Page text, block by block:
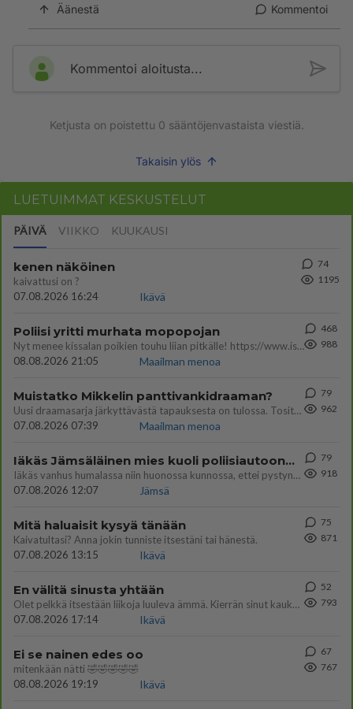
Äänestä Kommentoi
Kommentoi aloitusta...
Ketjusta on poistettu 0 sääntöjenvastaista viestiä.
Takaisin ylös
LUETUIMMAT KESKUSTELUT
PÄIVÄ VIIKKO KUUKAUSI
kenen näköinen
kaivattusi on ?
07.08.2026 16:24
Ikävä
74
1195
Poliisi yritti murhata mopopojan
Nyt menee kissalan poikien touhu liian pitkälle! https://www.is.fi/kotimaa/art-2000012193221.html Karu video mopomiiti
08.08.2026 21:05
Maailman menoa
468
988
Muistatko Mikkelin panttivankidraaman?
Uusi draamasarja järkyttävästä tapauksesta on tulossa. Tositapahtumiin perustuva sarja ammentaa vuoden 1986 Mikkelin pan
07.08.2026 07:39
Maailman menoa
79
962
Iäkäs Jämsäläinen mies kuoli poliisiautoon matkalla Jyväskylän putkaan
Iäkäs vanhus humalassa niin huonossa kunnossa, ettei pystynyt huolehtimaan itsestään niin ainoa apu sillä hetkellä oli
07.08.2026 12:07
Jämsä
79
918
Mitä haluaisit kysyä tänään
Kaivatultasi? Anna jokin tunniste itsestäni tai hänestä.
07.08.2026 13:15
Ikävä
75
871
En välitä sinusta yhtään
Olet pelkkä itsestään liikoja luuleva ämmä. Kierrän sinut kaukaa nyt ja aina. Olit mulle pelkkä lelu vaan.
07.08.2026 17:14
Ikävä
52
793
Ei se nainen edes oo
mitenkään nätti 🤣🤣🤣🤣🤣
08.08.2026 19:19
Ikävä
67
767